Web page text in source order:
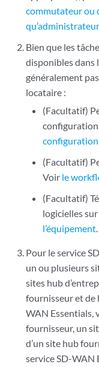
commutateur ou
Bien que les
disponibles dans
généralement
locataire :
(Facultatif)
configuration
(Facultatif)
Voir le
(Facultatif)
logicielles
l’équipement.
Pour le service
un ou plusieurs
sites hub
fournisseur et de
WAN Essentials,
fournisseur, un
d’un site hub
service SD-WAN